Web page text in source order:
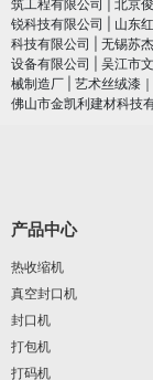
筑工程有限公司
北京
锐科技有限公司
山东
科技有限公司
无锡苏
设备有限公司
吴江市
械制造厂
艺术丝绒漆
佛山市金凯利建材科技
产品中心
热收缩机
真空封口机
封口机
打包机
打码机